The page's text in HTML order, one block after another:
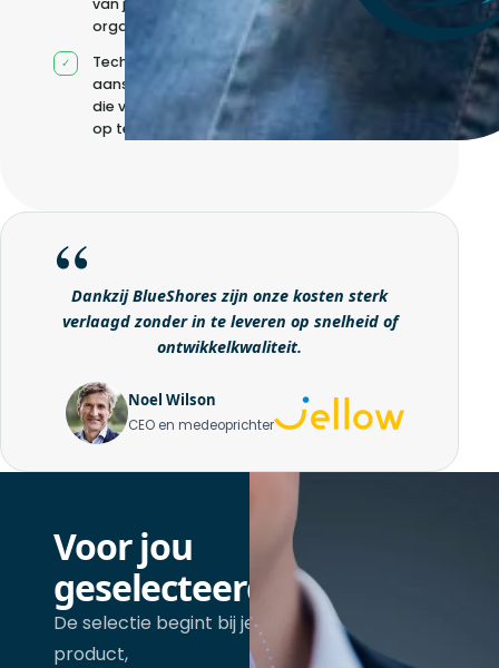
van jouw
organisatie
Technische
aansturing zonder
die volledig intern
op te bouwen
Dankzij BlueShores zijn onze kosten sterk
verlaagd zonder in te leveren op snelheid of
ontwikkelkwaliteit.
Noel Wilson
CEO en medeoprichter
Voor jou
geselecteerd
De selectie begint bij je
product,